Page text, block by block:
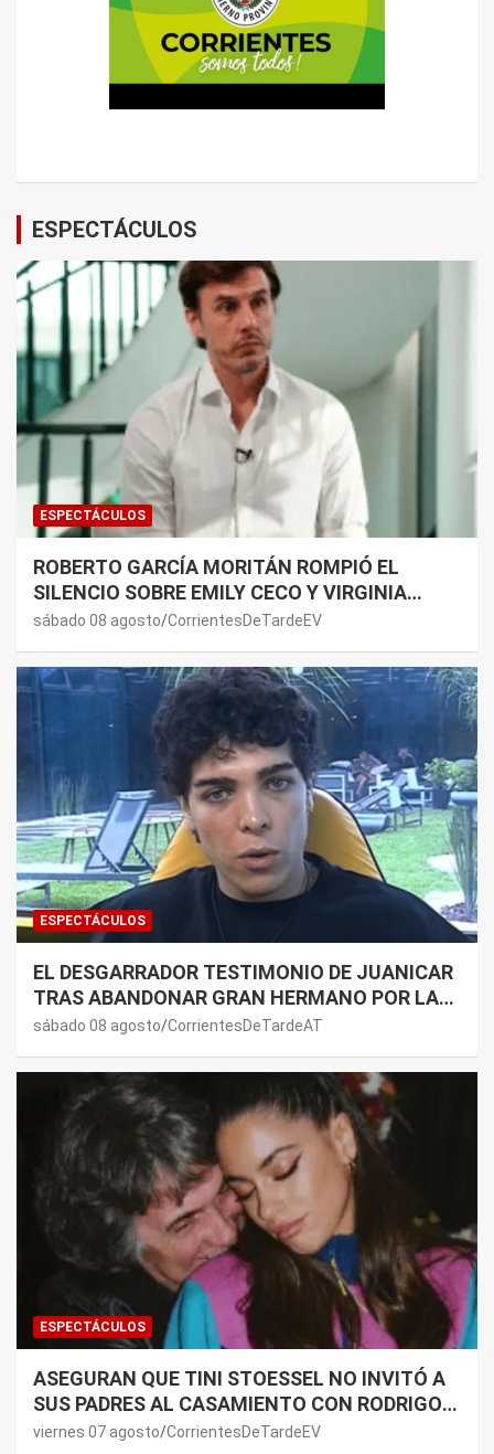
ESPECTÁCULOS
ESPECTÁCULOS
ROBERTO GARCÍA MORITÁN ROMPIÓ EL
SILENCIO SOBRE EMILY CECO Y VIRGINIA
GALLARDO: “DEDÍQUENSE A SUS VIDAS”
sábado 08 agosto CorrientesDeTardeEV
ESPECTÁCULOS
EL DESGARRADOR TESTIMONIO DE JUANICAR
TRAS ABANDONAR GRAN HERMANO POR LA
SALUD DE SU MAMÁ.
sábado 08 agosto CorrientesDeTardeAT
ESPECTÁCULOS
ASEGURAN QUE TINI STOESSEL NO INVITÓ A
SUS PADRES AL CASAMIENTO CON RODRIGO
DE PAUL: LOS MOTIVOS
viernes 07 agosto CorrientesDeTardeEV